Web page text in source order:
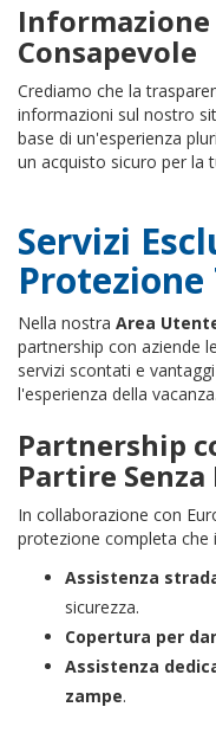
Consapevole
Crediamo che la
informazioni sul nostro
base di un'esperienza
un acquisto sicuro per la
Servizi
Nella nostra Area
partnership con aziende
servizi scontati e
l'esperienza della vacanza.
Partnership
Partire Senza
In collaborazione con
protezione completa che
Assistenza
sicurezza.
Copertura per
Assistenza
zampe.